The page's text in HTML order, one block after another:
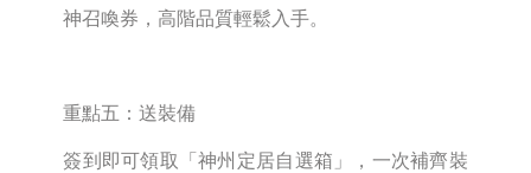
神召喚券，高階品質輕鬆入手。
重點五：送裝備
簽到即可領取「神州定居自選箱」，一次補齊裝